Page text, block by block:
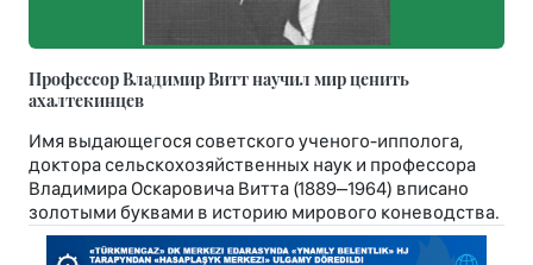
Профессор Владимир Витт научил мир ценить
ахалтекинцев
Имя выдающегося советского ученого-ипполога,
доктора сельскохозяйственных наук и профессора
Владимира Оскаровича Витта (1889–1964) вписано
золотыми буквами в историю мирового коневодства.